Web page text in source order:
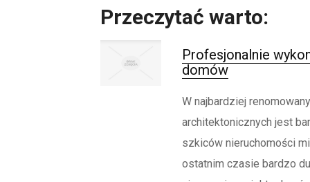
Przeczytać warto:
Profesjonalnie
domów
W najbardziej
architektonicznych jest
szkiców nieruchomości
ostatnim czasie bardzo